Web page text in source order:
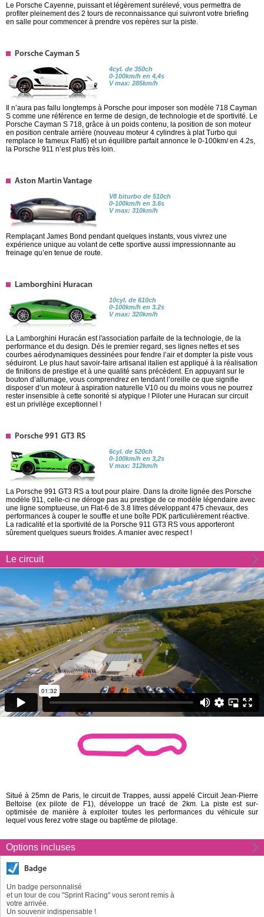
Options incluses
Badge
Un badge personnalisé
et un tour de cou "Sprint Racing" vous seront remis à
votre arrivée.
Un souvenir indispensable !
Le Porsche Cayenne, puissant et légèrement surélevé, vous permettra de
profiter pleinement des 2 tours de reconnaissance qui suivront votre briefing
en salle pour commencer à prendre vos repères sur la piste.
Porsche Cayman S
4cyl. de 350ch
0-100km/h en 4,4s
V max: 285km/h
Il n’aura pas fallu longtemps à Porsche pour imposer son modèle 718 Cayman
S comme une référence en terme de design, de technologie et de sportivité. Le
Porsche Cayman S 718, grâce à un poids contenu, la position de son moteur
en position centrale arrière (nouveau moteur 4 cylindres à plat Turbo qui
remplace le fameux Flat6) et un équilibre parfait annonce le 0-100km/ en 4.2s,
la Porsche 911 n’est plus très loin.
Aston Martin Vantage
V8 biturbo de 510ch
0-100km/h en 3.6s
V max: 310km/h
Remplaçant James Bond pendant quelques instants, vous vivrez une
expérience unique au volant de cette sportive aussi impressionnante au
freinage qu’en tenue de route.
Lamborghini Huracan
10cyl. de 610ch
0-100km/h en 3.2s
V max: 320km/h
La Lamborghini Huracán est l'association parfaite de la technologie, de la
performance et du design. Dès le premier regard, ses lignes nettes et ses
courbes aérodynamiques dessinées pour fendre l’air et dompter la piste vous
séduiront. Le plus haut savoir-faire artisanal italien est appliqué à la réalisation
de finitions de prestige et à une qualité sans précédent. En appuyant sur le
bouton d’allumage, vous comprendrez en tendant l’oreille ce que signifie
disposer d’un moteur à aspiration naturelle V10 ou du moins vous ne pourrez
rester insensible à cette sonorité si atypique ! Piloter une Huracan sur circuit
est un privilège exceptionnel !
Porsche 991 GT3 RS
6cyl. de 520ch
0-100km/h en 3,2s
V max: 312km/h
La Porsche 991 GT3 RS a tout pour plaire. Dans la droite lignée des Porsche
modèle 911, celle-ci ne déroge pas au prestige de ce modèle légendaire avec
une ligne somptueuse, un Flat-6 de 3.8 litres développant 475 chevaux, des
performances à couper le souffle et une boîte PDK particulièrement réactive.
La radicalité et la sportivité de la Porsche 911 GT3 RS vous apporteront
sûrement quelques sueurs froides. A manier avec respect !
Le circuit
Situé à 25mn de Paris, le circuit de Trappes, aussi appelé Circuit Jean-Pierre
Beltoise (ex pilote de F1), développe un tracé de 2km. La piste est sur-
optimisée de manière à exploiter toutes les performances du véhicule sur
lequel vous ferez votre stage ou baptême de pilotage.